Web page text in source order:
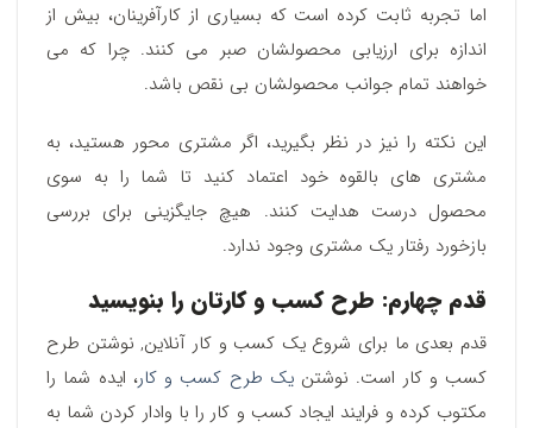
اما تجربه ثابت کرده است که بسیاری از کارآفرینان، بیش از
اندازه برای ارزیابی محصولشان صبر می کنند. چرا که می
خواهند تمام جوانب محصولشان بی نقص باشد.
این نکته را نیز در نظر بگیرید، اگر مشتری محور هستید، به
مشتری های بالقوه خود اعتماد کنید تا شما را به سوی
محصول درست هدایت کنند. هیچ جایگزینی برای بررسی
بازخورد رفتار یک مشتری وجود ندارد.
قدم چهارم: طرح کسب و کارتان را بنویسید
قدم بعدی ما برای شروع یک کسب و کار آنلاین, نوشتن طرح
کسب و کار است. نوشتنیک طرح کسب و کار، ایده شما را
مکتوب کرده و فرایند ایجاد کسب و کار را با وادار کردن شما به